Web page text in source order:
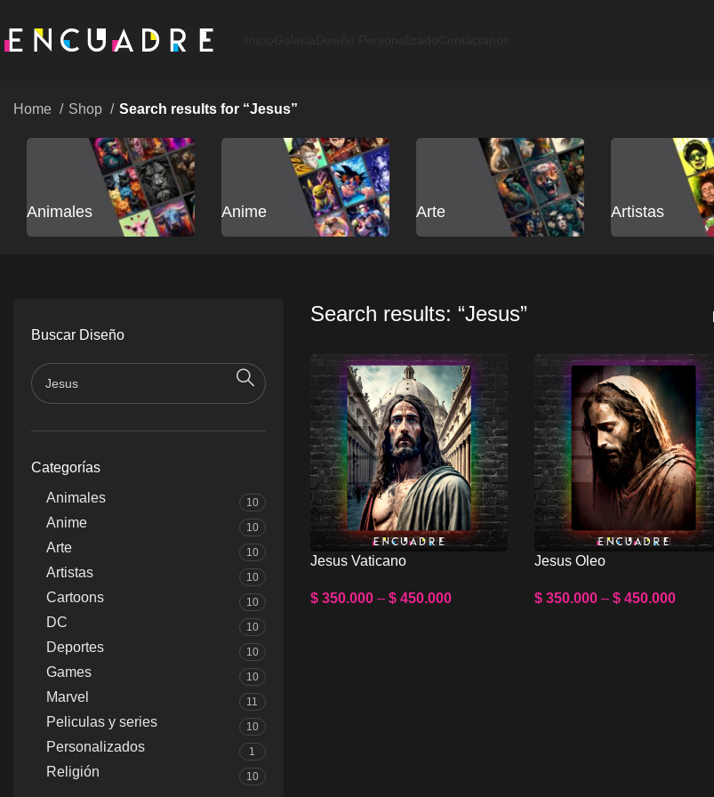
Home Shop Search results for “Jesus”
Animales Anime Arte Artistas
Buscar Diseño
Categorías
Animales
10
Anime 10
Arte 10
Artistas 10
Cartoons 10
DC 10
Deportes 10
Games 10
Marvel 11
Peliculas y series 10
Personalizados 1
Religión 10
Search results: “Jesus”
Jesus Vaticano
$350.000– $450.000
Jesus Oleo
$ 350.000 –$ 450.000